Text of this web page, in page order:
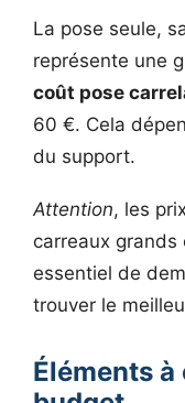
La pose seule,
représente une
coût pose
60 €. Cela
du support.
Attention, les
carreaux
essentiel de
trouver le
Éléments